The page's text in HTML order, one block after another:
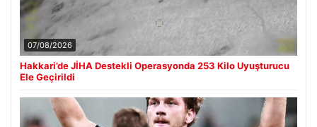
07/08/2026
Hakkari’de JİHA Destekli Operasyonda 253 Kilo Uyuşturucu
Ele Geçirildi